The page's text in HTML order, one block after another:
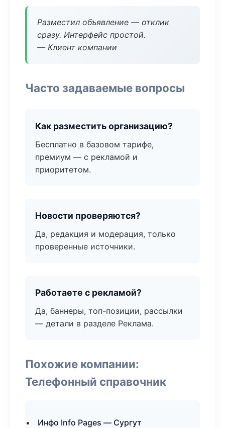
Разместил объявление — отклик
сразу. Интерфейс простой.
— Клиент компании
Часто задаваемые вопросы
Как разместить организацию?
Бесплатно в базовом тарифе,
премиум — с рекламой и
приоритетом.
Новости проверяются?
Да, редакция и модерация, только
проверенные источники.
Работаете с рекламой?
Да, баннеры, топ-позиции, рассылки
— детали в разделе Реклама.
Похожие компании:
Телефонный справочник
Инфо Info Pages — Сургут